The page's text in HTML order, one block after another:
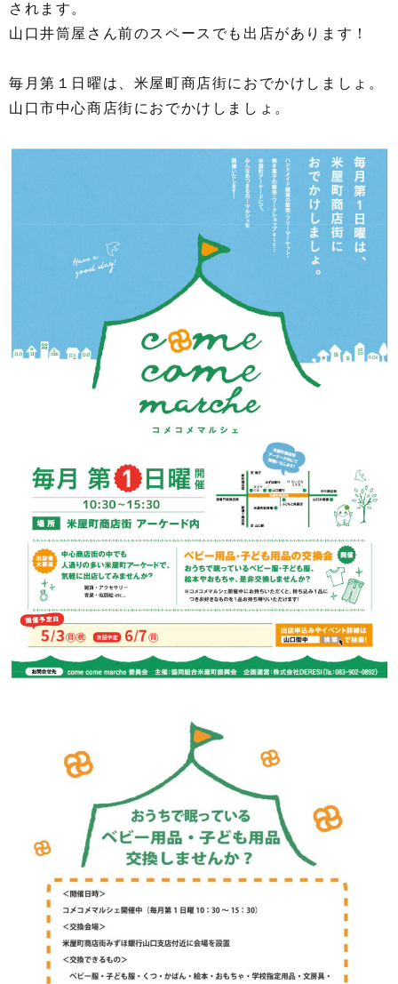
されます。
山口井筒屋さん前のスペースでも出店があります！
毎月第１日曜は、米屋町商店街におでかけしましょ。
山口市中心商店街におでかけしましょ。